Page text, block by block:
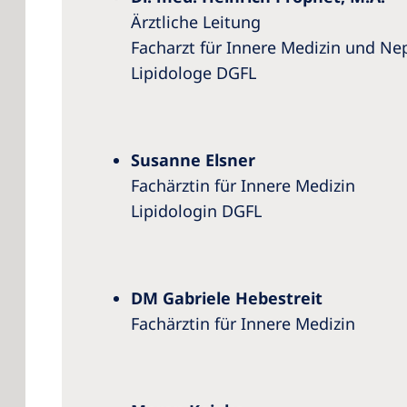
Ärztliche Leitung
Facharzt für Innere Medizin und
Lipidologe DGFL
Susanne Elsner
Fachärztin für Innere Medizin
Lipidologin DGFL
DM Gabriele Hebestreit
Fachärztin für Innere Medizin